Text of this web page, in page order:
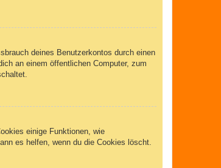
deines Benutzerkontos durch einen
an einem öffentlichen Computer, zum
einige Funktionen, wie
es helfen, wenn du die Cookies löscht.